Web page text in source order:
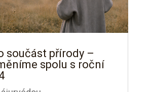
součást přírody –
spolu s roční